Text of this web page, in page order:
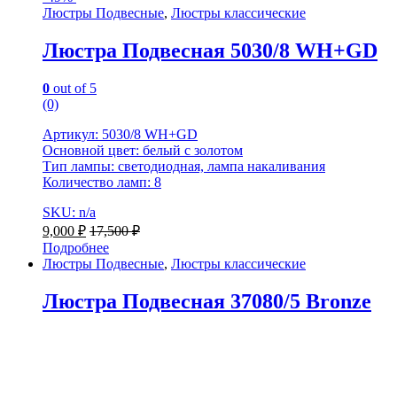
Люстры Подвесные, Люстры классические
Люстра Подвесная 5030/8 WH+GD
0 out of 5
(0)
Артикул: 5030/8 WH+GD
Основной цвет: белый с золотом
Тип лампы: светодиодная, лампа накаливания
Количество ламп: 8
SKU: n/a
9,000 ₽ 17,500₽
Подробнее
Люстры Подвесные, Люстры классические
Люстра Подвесная 37080/5 Bronze